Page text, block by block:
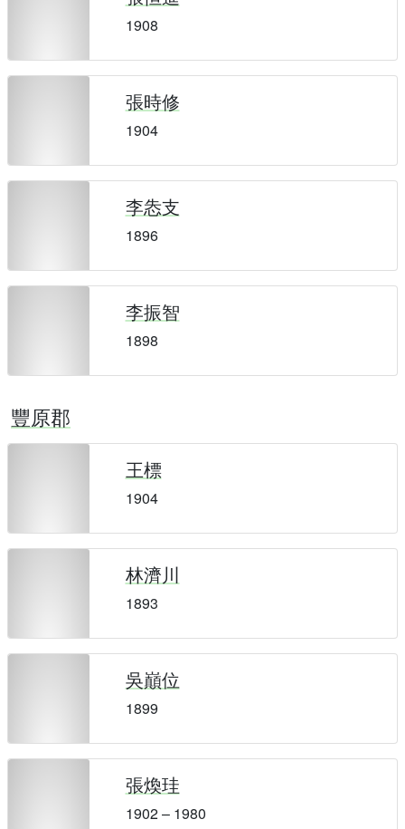
1908
張時修
1904
李怣支
1896
李振智
1898
豐原郡
王標
1904
林濟川
1893
吳巔位
1899
張煥珪
1902 – 1980